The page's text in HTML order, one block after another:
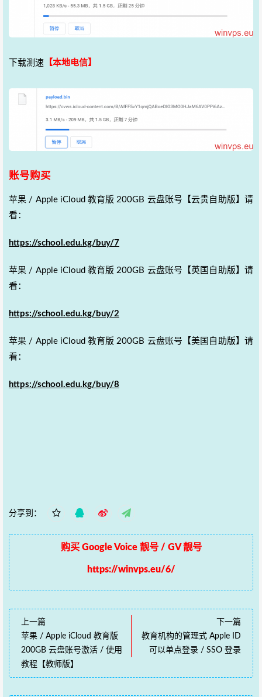
下载测速 【本地电信】
账号购买
苹果 / Apple iCloud 教育版 200GB 云盘账号【云贵自助版】请
看：
https://school.edu.kg/buy/7
苹果 / Apple iCloud 教育版 200GB 云盘账号【英国自助版】请
看：
https://school.edu.kg/buy/2
苹果 / Apple iCloud 教育版 200GB 云盘账号【美国自助版】请
看：
https://school.edu.kg/buy/8
分享到：
购买 Google Voice 靓号 / GV 靓号
https://winvps.eu/6/
上一篇
苹果 / Apple iCloud 教育版
200GB 云盘账号激活 / 使用
教程【教师版】
下一篇
教育机构的管理式 Apple ID
可以单点登录 / SSO 登录